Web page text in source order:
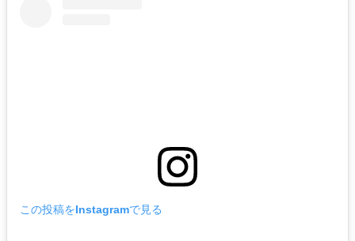
この投稿をInstagramで見る